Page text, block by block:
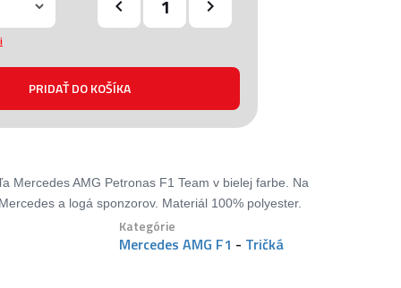
Mercedes AMG Petronas F1 Team v bielej farbe. Na
a logá sponzorov. Materiál 100% polyester.
Kategórie
Mercedes AMG F1 - Tričká